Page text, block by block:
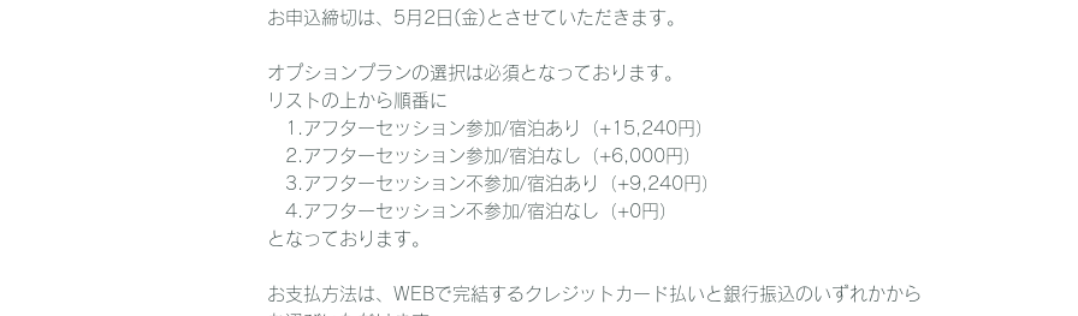
お申込締切は、5月2日(金)とさせていただきます。
オプションプランの選択は必須となっております。
リストの上から順番に
1.アフターセッション参加/宿泊あり（+15,240円）
2.アフターセッション参加/宿泊なし（+6,000円）
3.アフターセッション不参加/宿泊あり（+9,240円）
4.アフターセッション不参加/宿泊なし（+0円）
となっております。
お支払方法は、WEBで完結するクレジットカード払いと銀行振込のいずれかから